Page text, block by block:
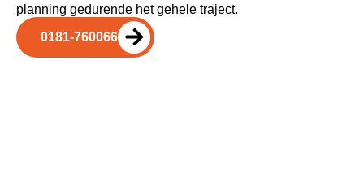
planning gedurende het gehele traject.
0181-760066